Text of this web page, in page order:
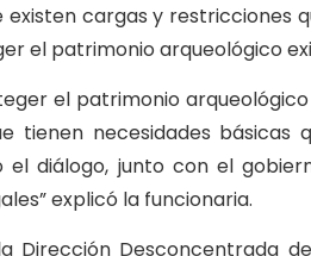
existen cargas y restricciones
el patrimonio arqueológico
el patrimonio
tienen necesidades básicas
diálogo, junto con el
explicó la funcionaria.
Dirección Desconcentrada